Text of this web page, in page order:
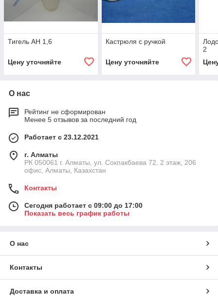
Тигель АН 1,6
Цену уточняйте
Кастрюля с ручкой
Цену уточняйте
2
О нас
Рейтинг не сформирован
Менее 5 отзывов за последний год
Работает с 23.12.2021
г. Алматы
РК 050061 г. Алматы, ул. Сокпакбаева 72, 2 этаж, 206
офис, Алматы, Казахстан
Контакты
Сегодня работает с 09:00 до 17:00
Показать весь график работы
О нас
Контакты
Доставка и оплата